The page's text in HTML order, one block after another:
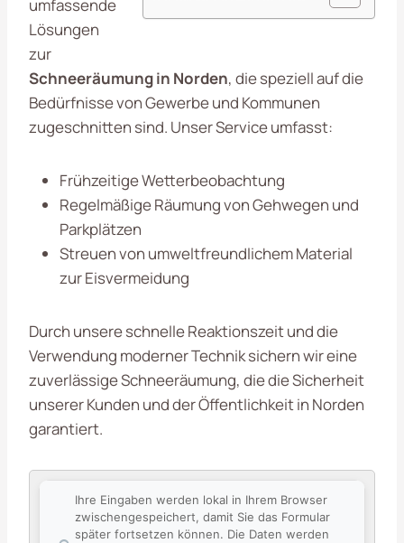
umfassende
Lösungen
zur
Schneeräumung in Norden, die speziell auf die
Bedürfnisse von Gewerbe und Kommunen
zugeschnitten sind. Unser Service umfasst:
Frühzeitige Wetterbeobachtung
Regelmäßige Räumung von Gehwegen und
Parkplätzen
Streuen von umweltfreundlichem Material
zur Eisvermeidung
Durch unsere schnelle Reaktionszeit und die
Verwendung moderner Technik sichern wir eine
zuverlässige Schneeräumung, die die Sicherheit
unserer Kunden und der Öffentlichkeit in Norden
garantiert.
Ihre Eingaben werden lokal in Ihrem Browser
zwischengespeichert, damit Sie das Formular
später fortsetzen können. Die Daten werden